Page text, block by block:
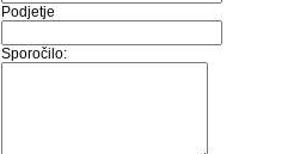
Podjetje
Sporočilo: